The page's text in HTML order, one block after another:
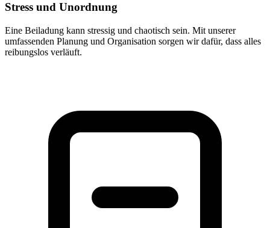
Stress und Unordnung
Eine Beiladung kann stressig und chaotisch sein. Mit unserer
umfassenden Planung und Organisation sorgen wir dafür, dass alles
reibungslos verläuft.